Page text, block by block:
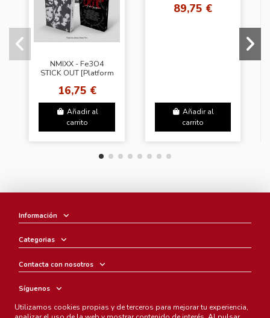
NMIXX - Fe3O4
STICK OUT [Platform
Random Cover]
16,75 €
Añadir al
carrito
dispatch)
89,75 €
Añadir al
carrito
Información
Categorias
Contacta con nosotros
Síguenos
Boletín
Utilizamos cookies propias y de terceros para mejorar tu experiencia,